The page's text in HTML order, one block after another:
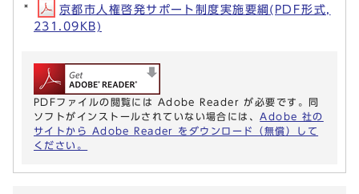
京都市人権啓発サポート制度実施要綱(PDF形式,
231.09KB)
PDFファイルの閲覧には Adobe Reader が必要です。同
ソフトがインストールされていない場合には、 Adobe 社の
サイトから Adobe Reader をダウンロード（無償）して
ください。